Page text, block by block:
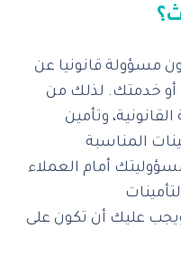
مسؤولة قانونيا عن
أو خدمتك. لذلك من
وتأمين
المناسبة
أمام العملاء
عليك أن تكون على